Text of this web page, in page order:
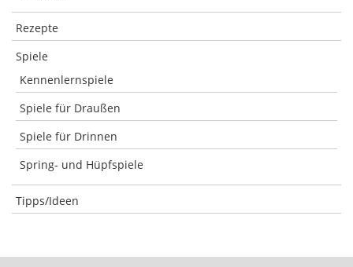
Rezepte
Spiele
Kennenlernspiele
Spiele für Draußen
Spiele für Drinnen
Spring- und Hüpfspiele
Tipps/Ideen